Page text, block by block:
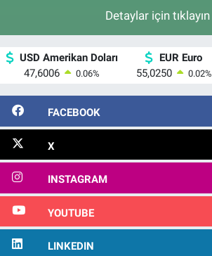
Detaylar için tıklayın
USD Amerikan Doları
47,6006
0.06%
EUR Euro
55,0250
0.02%
FACEBOOK
X
INSTAGRAM
YOUTUBE
LINKEDIN